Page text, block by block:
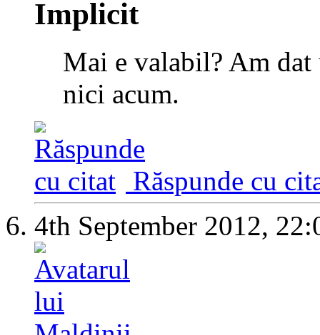
Mai e valabil? Am
nici acum.
Răspunde cu
4th September 2012,